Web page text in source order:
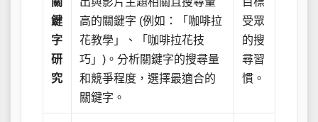
鍵
字
研
究
高的關鍵字 (例如：「咖啡拉
花教學」、「咖啡拉花技
巧」)。分析關鍵字的搜尋量
和競爭程度，選擇最適合的
關鍵字。
受眾
的搜
尋習
慣。